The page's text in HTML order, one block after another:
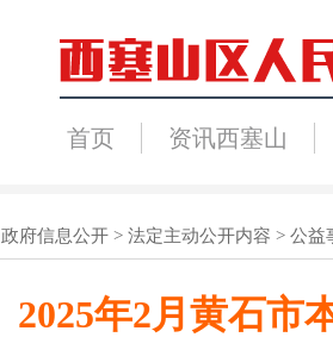
首页 资讯西塞山
政府信息公开> 法定主动公开内容 > 公益
2025年2月黄石市